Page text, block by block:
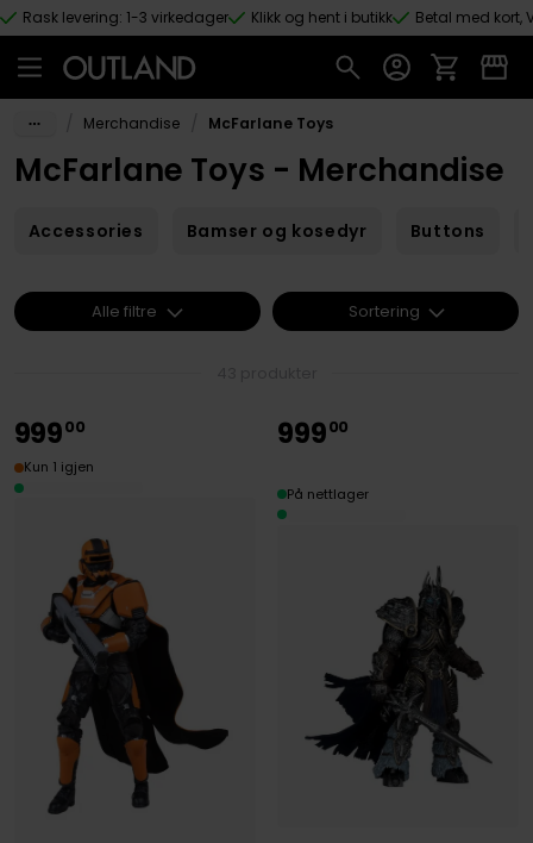
Hopp til hovedinnhold
Rask levering: 1-3 virkedager Klikk og hent i butikk Betal med kort,
Merchandise McFarlane Toys
McFarlane Toys - Merchandise
Accessories Bamser og kosedyr Buttons
99900
Kun 1 igjen
99900
På nettlager
Alle filtre Sortering